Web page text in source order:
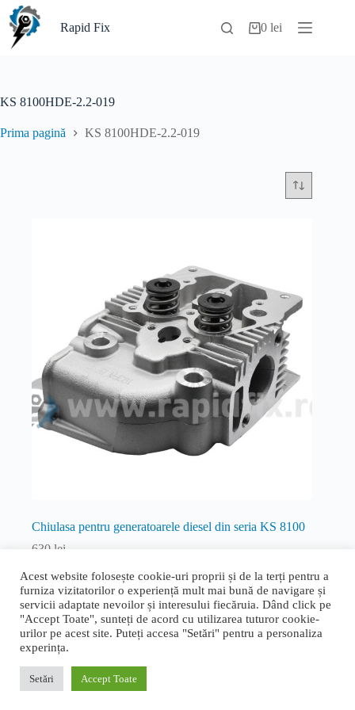
Sari
conținut
Rapid Fix
Coș0lei
KS 8100HDE-2.2-019
Prima pagină KS 8100HDE-2.2-019
Chiulasa pentru generatoarele diesel din seria KS 8100
630 lei
Diesel
Adaugă în coș
Termeni și condiții generale
cookie| Livrare, retur și garanție
Proudly designed byBogdan Bucur
Acest website folosește cookie-uri proprii și de la terți pentru a
furniza vizitatorilor o experiență mult mai bună de navigare și
servicii adaptate nevoilor și interesului fiecăruia. Dând click pe
"Accept Toate", sunteți de acord cu utilizarea tuturor cookie-
urilor pe acest site. Puteți accesa "Setări" pentru a personaliza
experința.
Setări Accept Toate